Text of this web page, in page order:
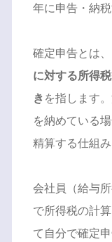
年に申告・納
確定申告とは、
に対する所得
き を指します
を納めている
精算する仕組
会社員（給与
で所得税の計
て自分で確定